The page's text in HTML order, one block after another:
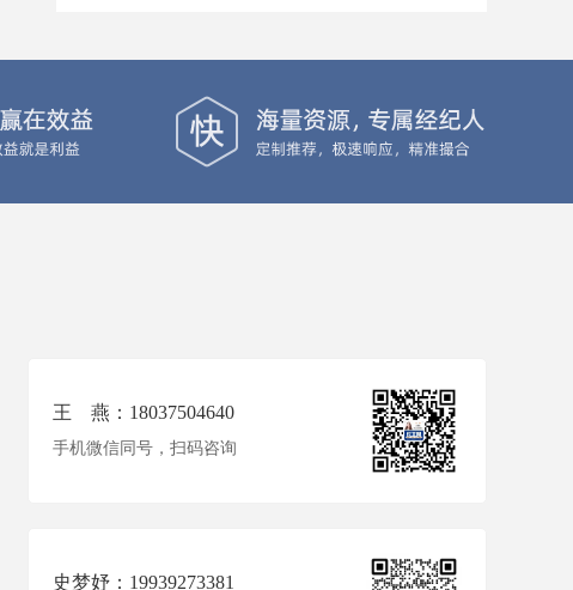
王 燕：18037504640
手机微信同号，扫码咨询
史梦妤：19939273381